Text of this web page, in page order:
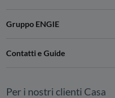
Gruppo ENGIE
Contatti e Guide
Per i nostri clienti Casa